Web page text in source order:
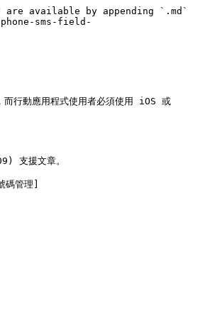
available by appending `.md`
sms-field-
行動應用程式使用者必須使用 iOS 或
支援文章。
碼管理]